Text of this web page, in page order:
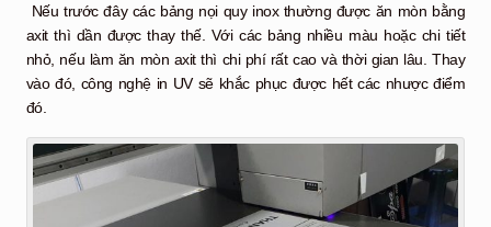
Nếu trước đây các bảng nọi quy inox thường được ăn mòn bằng
axit thì dần được thay thế. Với các bảng nhiều màu hoặc chi tiết
nhỏ, nếu làm ăn mòn axit thì chi phí rất cao và thời gian lâu. Thay
vào đó, công nghệ in UV sẽ khắc phục được hết các nhược điểm
đó.